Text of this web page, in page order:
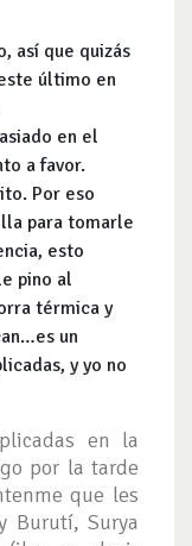
así que quizás
último en
en el
a favor.
Por eso
para tomarle
esto
pino al
térmica y
un
y yo no
en la
por la tarde
que les
Burutí, Surya